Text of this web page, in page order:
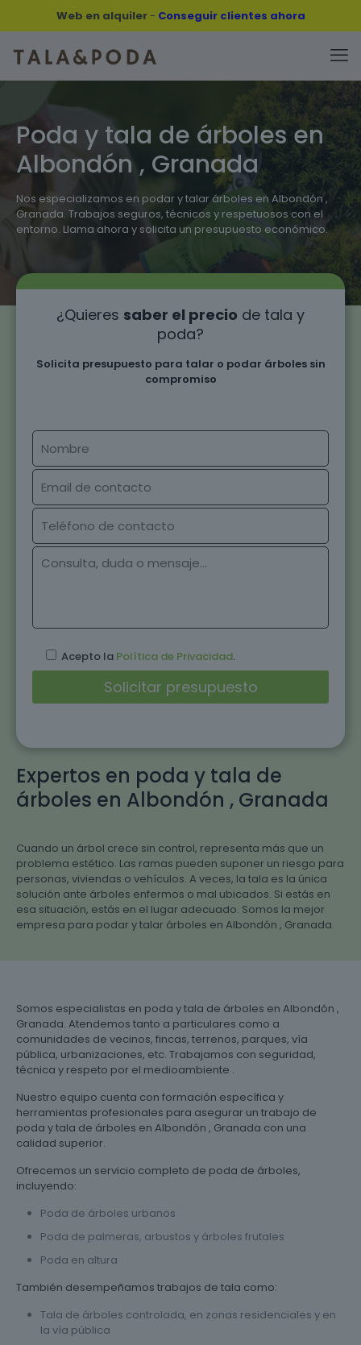
Web en alquiler- Conseguir clientes ahora
Poda y tala de árboles en
Albondón , Granada
Nos especializamos en podar y talar árboles en Albondón ,
Granada. Trabajos seguros, técnicos y respetuosos con el
entorno. Llama ahora y solicita un presupuesto económico.
Expertos en poda y tala de
árboles en Albondón , Granada
Cuando un árbol crece sin control, representa más que un
problema estético. Las ramas pueden suponer un riesgo para
personas, viviendas o vehículos. A veces, la tala es la única
solución ante árboles enfermos o mal ubicados. Si estás en
esa situación, estás en el lugar adecuado. Somos la mejor
empresa para podar y talar árboles en Albondón , Granada.
¿Quieres saber el precio de tala y
poda?
Solicita presupuesto para talar o podar árboles sin
compromiso
Acepto la Política de Privacidad.
Somos especialistas en poda y tala de árboles en Albondón ,
Granada. Atendemos tanto a particulares como a
comunidades de vecinos, fincas, terrenos, parques, vía
pública, urbanizaciones, etc. Trabajamos con seguridad,
técnica y respeto por el medioambiente .
Nuestro equipo cuenta con formación específica y
herramientas profesionales para asegurar un trabajo de
poda y tala de árboles en Albondón , Granada con una
calidad superior.
Ofrecemos un servicio completo de poda de árboles,
incluyendo:
Poda de árboles urbanos
Poda de palmeras, arbustos y árboles frutales
Poda en altura
También desempeñamos trabajos de tala como:
Tala de árboles controlada, en zonas residenciales y en
la vía pública